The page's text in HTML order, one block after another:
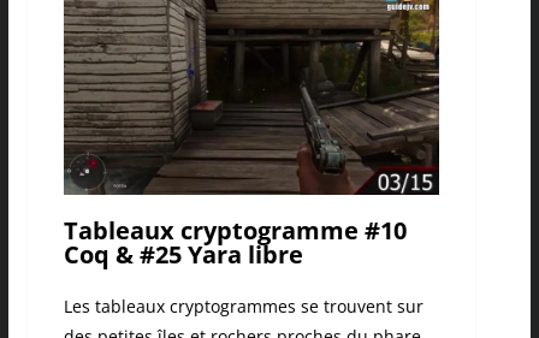
Tableaux cryptogramme #10
Coq & #25 Yara libre
Les tableaux cryptogrammes se trouvent sur